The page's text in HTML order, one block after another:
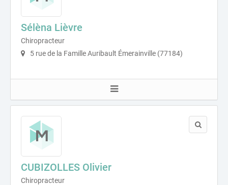
Sélèna Lièvre
Chiropracteur
5 rue de la Famille Auribault Émerainville (77184)
CUBIZOLLES Olivier
Chiropracteur